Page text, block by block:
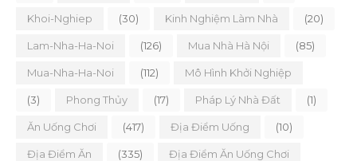
Khoi-Nghiep (30) Kinh Nghiệm Làm Nhà (20)
Lam-Nha-Ha-Noi (126) Mua Nhà Hà Nội (85)
Mua-Nha-Ha-Noi (112) Mô Hình Khởi Nghiệp
(3) Phong Thủy (17) Pháp Lý Nhà Đất (1)
Ăn Uống Chơi (417) Địa Điểm Uống (10)
Địa Điểm Ăn (335) Địa Điểm Ăn Uống Chơi